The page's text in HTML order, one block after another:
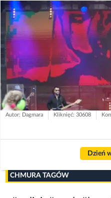
Autor: Dagmara Kliknięć: 30608
Dzień
CHMURA TAGÓW